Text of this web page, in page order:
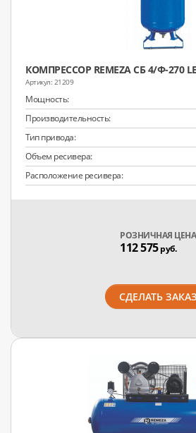
КОМПРЕССОР REMEZA СБ 4/Ф-270
21209
Мощность:
Производительность:
Тип привода:
Объем ресивера:
Расположение ресивера:
РОЗНИЧНАЯ ЦЕНА
112 575руб.
СДЕЛАТЬ ЗАКАЗ